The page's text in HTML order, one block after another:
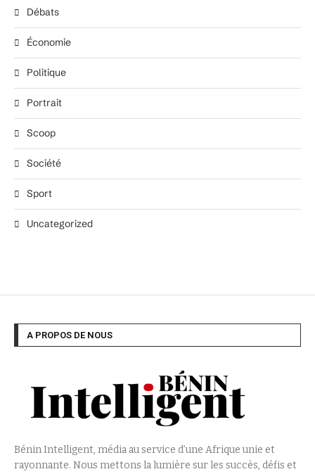
Débats
Économie
Politique
Portrait
Scoop
Société
Sport
Uncategorized
A PROPOS DE NOUS
Bénin Intelligent, média au service d’une Afrique unie et
rayonnante. Nous mettons la lumière sur les succès, défis et